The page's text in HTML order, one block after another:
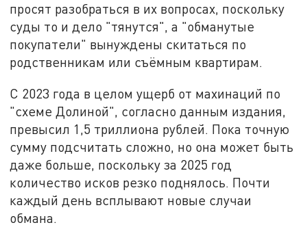
просят разобраться в их вопросах, поскольку
суды то и дело "тянутся", а "обманутые
покупатели" вынуждены скитаться по
родственникам или съёмным квартирам.
С 2023 года в целом ущерб от махинаций по
"схеме Долиной", согласно данным издания,
превысил 1,5 триллиона рублей. Пока точную
сумму подсчитать сложно, но она может быть
даже больше, поскольку за 2025 год
количество исков резко поднялось. Почти
каждый день всплывают новые случаи
обмана.